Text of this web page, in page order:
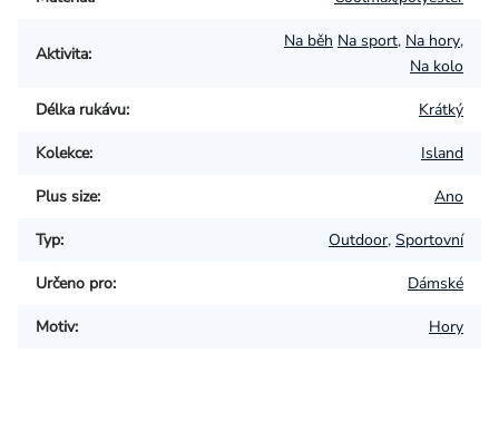
Aktivita:
Na běh Na sport, Na hory,
Na kolo
Délka rukávu: Krátký
Kolekce: Island
Plus size: Ano
Typ: Outdoor, Sportovní
Určeno pro: Dámské
Motiv: Hory